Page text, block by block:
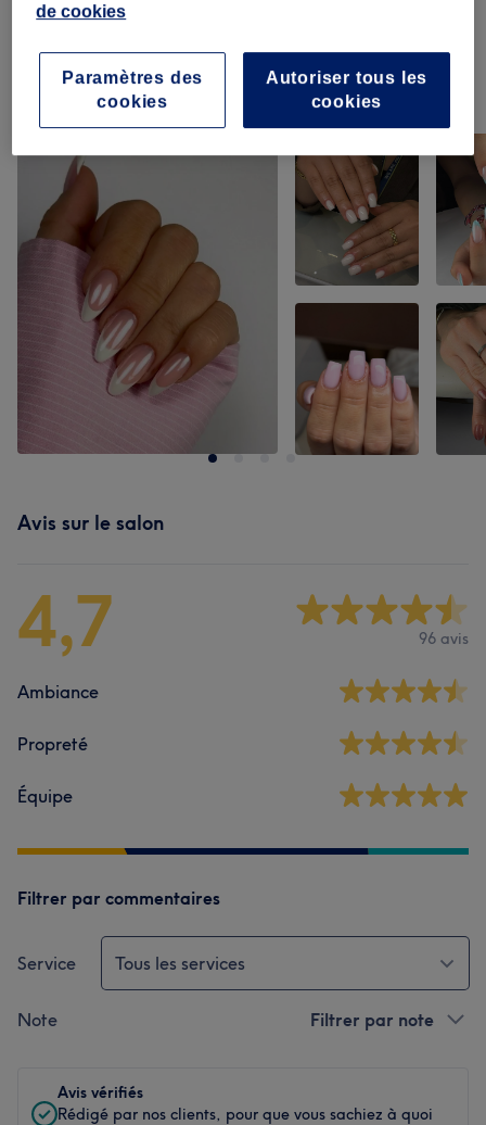
Nail Art Et Suppléments
Notre travail
Appuyez sur l'image pour voir plus de détails
Avis sur le salon
4,7 96 avis
Ambiance
Propreté
Équipe
Filtrer par commentaires
Service Tous les services
Note Filtrer par note
Avis vérifiés
Rédigé par nos clients, pour que vous sachiez à quoi
de cookies
Autoriser tous les
cookies
Paramètres des
cookies